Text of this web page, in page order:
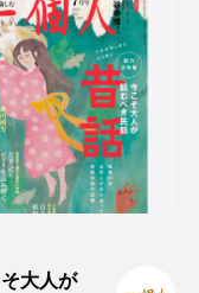
大人が